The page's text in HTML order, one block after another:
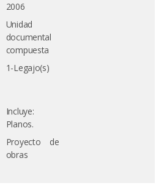
2006
Unidad
documental
compuesta
1-Legajo(s)
Incluye:
Planos.
Proyecto de
obras